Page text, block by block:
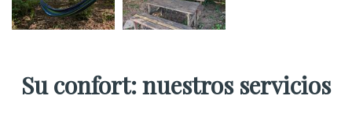
Su confort: nuestros servicios